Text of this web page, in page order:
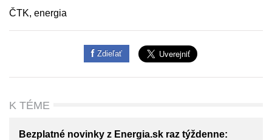
ČTK, energia
Zdieľať
K TÉME
Bezplatné novinky z Energia.sk raz týždenne: